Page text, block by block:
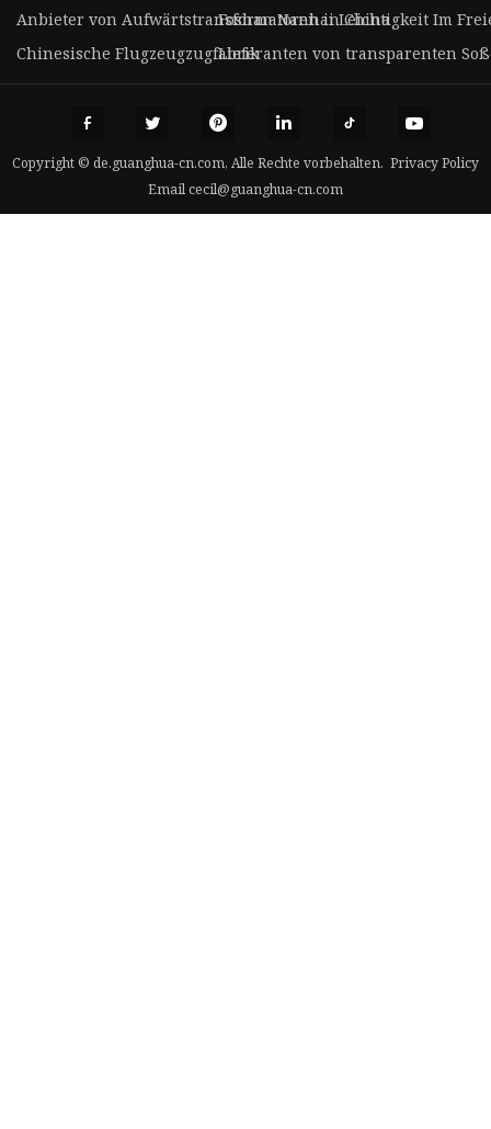
Anbieter von Aufwärtstransformatoren in China
Foshan Nanhai Leichtigkeit Im
Chinesische FlugzeugzugfabrikLieferanten von transparenten
Copyright © de.guanghua-cn.com, Alle Rechte vorbehalten. Privacy Policy
Emailcecil@guanghua-cn.com